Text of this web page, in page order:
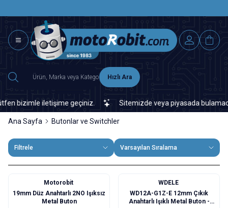
Hızlı Ara
iletişime geçiniz. Sitemizde veya piyasada
Ana Sayfa Butonlar ve Switchler
Filtrele Varsayılan Sıralama
Motorobit
19mm Düz Anahtarlı 2NO Işıksız
Metal Buton
WDELE
WD12A-G1Z-E 12mm Çıkık
Anahtarlı Işıklı Metal Buton -